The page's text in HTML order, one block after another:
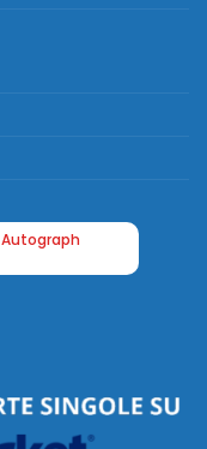
Autograph